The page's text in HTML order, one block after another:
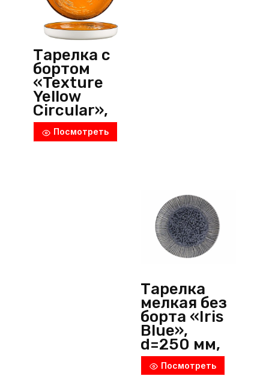
Тарелка с
бортом
«Texture
Yellow
Circular»,
d=230 мм,
h=30 мм,
Посмотреть
Тарелка
мелкая без
борта «Iris
Blue»,
d=250 мм,
фарфор,
синий,
Посмотреть